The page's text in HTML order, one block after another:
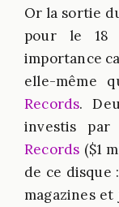
Or la sortie
pour le 18
importance
elle-même
Records.
investis
Records ($1
de ce disque
magazines